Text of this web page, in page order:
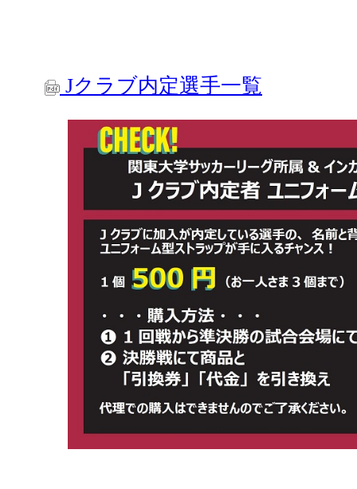
Jクラブ内定選手一覧